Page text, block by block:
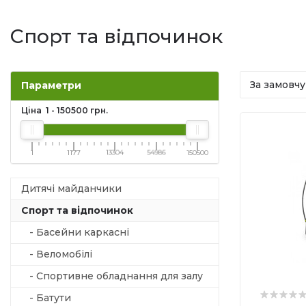
Спорт та відпочинок
Параметри
Ціна 1 - 150500 грн.
1 1177 13304 54986 150500
Дитячі майданчики
Спорт та відпочинок
- Басейни каркасні
- Веломобілі
- Спортивне обладнання для залу
- Батути